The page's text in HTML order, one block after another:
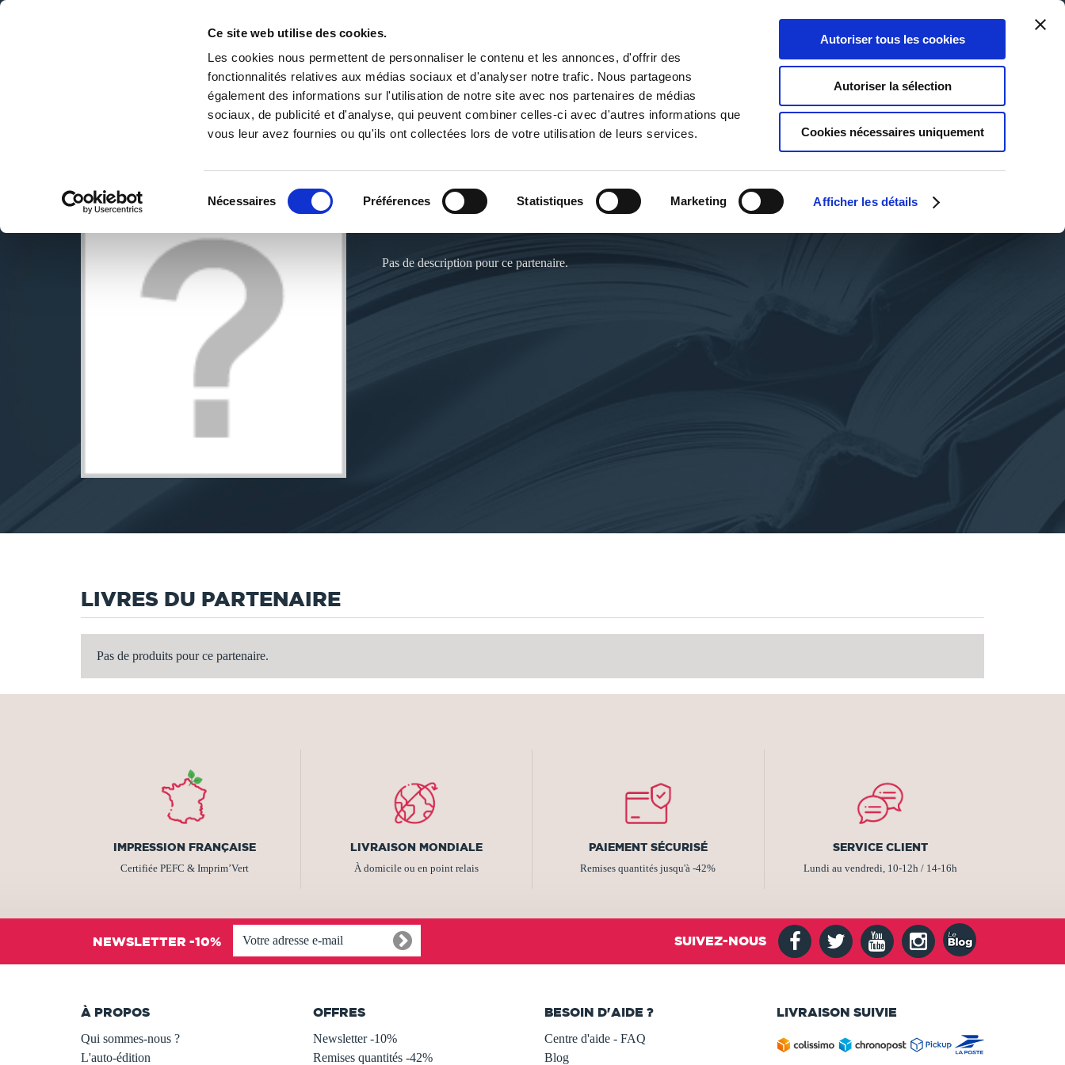
Ce site web utilise des cookies.
Les cookies nous permettent de personnaliser le contenu et les annonces, d'offrir des
fonctionnalités relatives aux médias sociaux et d'analyser notre trafic. Nous partageons
également des informations sur l'utilisation de notre site avec nos partenaires de médias
sociaux, de publicité et d'analyse, qui peuvent combiner celles-ci avec d'autres informations que
vous leur avez fournies ou qu'ils ont collectées lors de votre utilisation de leurs services.
Nécessaires Préférences Statistiques Marketing Afficher les détails
Autoriser tous les cookies
Autoriser la sélection
Cookies nécessaires uniquement
DE LA PAGE BLANCHE... AU BEST SELLER
0
Panier
0
Ma liste
Connexion
PUBLIER UN LIVRE LIBRAIRIE
Plume De Milisia
Pas de description pour ce partenaire.
LIVRES DU PARTENAIRE
Pas de produits pour ce partenaire.
IMPRESSION FRANÇAISE
Certifiée PEFC & Imprim’Vert
LIVRAISON MONDIALE
À domicile ou en point relais
PAIEMENT SÉCURISÉ
Remises quantités jusqu'à -42%
SERVICE CLIENT
Lundi au vendredi, 10-12h / 14-16h
NEWSLETTER -10% SUIVEZ-NOUS
À PROPOS
Qui sommes-nous ?
L'auto-édition
OFFRES
Newsletter -10%
Remises quantités -42%
BESOIN D'AIDE ?
Centre d'aide - FAQ
Blog
LIVRAISON SUIVIE